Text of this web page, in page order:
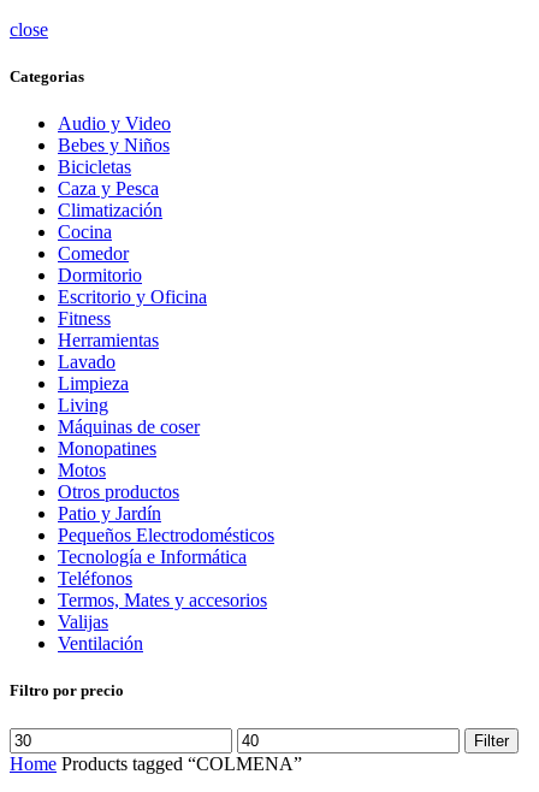
close
Categorias
Audio y Video
Bebes y Niños
Bicicletas
Caza y Pesca
Climatización
Cocina
Comedor
Dormitorio
Escritorio y Oficina
Fitness
Herramientas
Lavado
Limpieza
Living
Máquinas de coser
Monopatines
Motos
Otros productos
Patio y Jardín
Pequeños Electrodomésticos
Tecnología e Informática
Teléfonos
Termos, Mates y accesorios
Valijas
Ventilación
Filtro por precio
Filter
Home Products tagged “COLMENA”